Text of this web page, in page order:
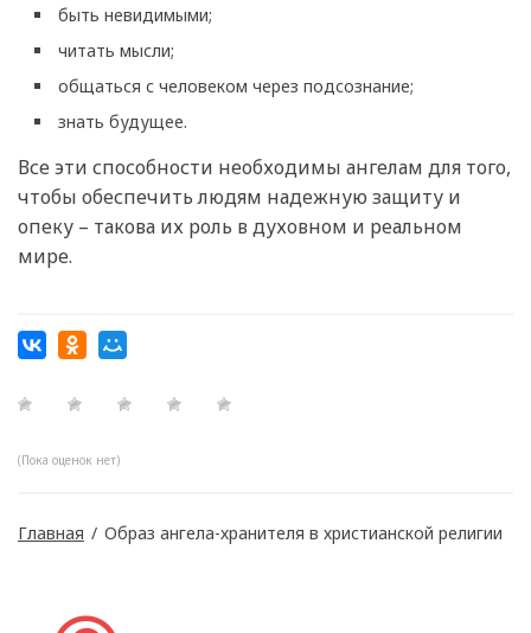
быть невидимыми;
читать мысли;
общаться с человеком через подсознание;
знать будущее.
Все эти способности необходимы ангелам для того,
чтобы обеспечить людям надежную защиту и
опеку – такова их роль в духовном и реальном
мире.
(Пока оценок нет)
Главная / Образ ангела-хранителя в христианской религии